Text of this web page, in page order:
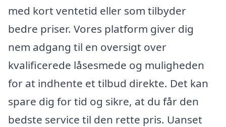
med kort ventetid eller som tilbyder
bedre priser. Vores platform giver dig
nem adgang til en oversigt over
kvalificerede låsesmede og muligheden
for at indhente et tilbud direkte. Det kan
spare dig for tid og sikre, at du får den
bedste service til den rette pris. Uanset